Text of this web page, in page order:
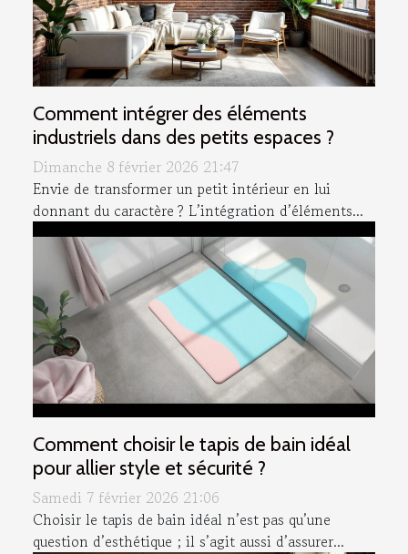
Comment intégrer des éléments
industriels dans des petits espaces ?
Dimanche 8 février 2026 21:47
Envie de transformer un petit intérieur en lui
donnant du caractère ? L’intégration d’éléments...
Comment choisir le tapis de bain idéal
pour allier style et sécurité ?
Samedi 7 février 2026 21:06
Choisir le tapis de bain idéal n’est pas qu’une
question d’esthétique ; il s’agit aussi d’assurer...